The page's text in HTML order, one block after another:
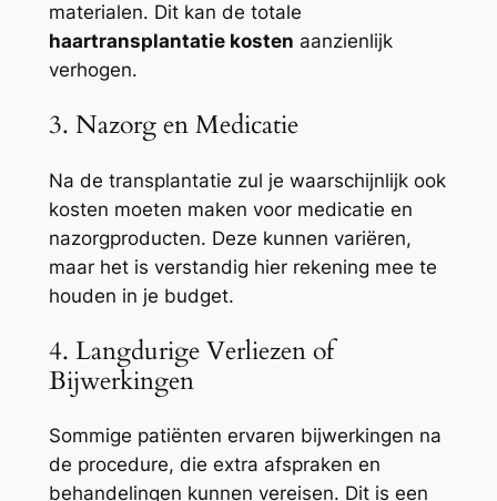
materialen. Dit kan de totale
haartransplantatie kosten aanzienlijk
verhogen.
3. Nazorg en Medicatie
Na de transplantatie zul je waarschijnlijk ook
kosten moeten maken voor medicatie en
nazorgproducten. Deze kunnen variëren,
maar het is verstandig hier rekening mee te
houden in je budget.
4. Langdurige Verliezen of
Bijwerkingen
Sommige patiënten ervaren bijwerkingen na
de procedure, die extra afspraken en
behandelingen kunnen vereisen. Dit is een